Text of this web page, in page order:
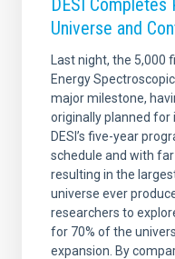
Universe and
Last night, the 5,000
Energy
major milestone,
originally planned for
DESI’s five-year
schedule and with
resulting in the
universe ever
researchers to
for 70% of the
expansion. By